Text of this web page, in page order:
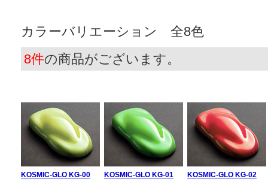
カラーバリエーション 全8色
8件の商品がございます。
KOSMIC-GLO KG-00
KOSMIC-GLO KG-01
KOSMIC-GLO KG-02